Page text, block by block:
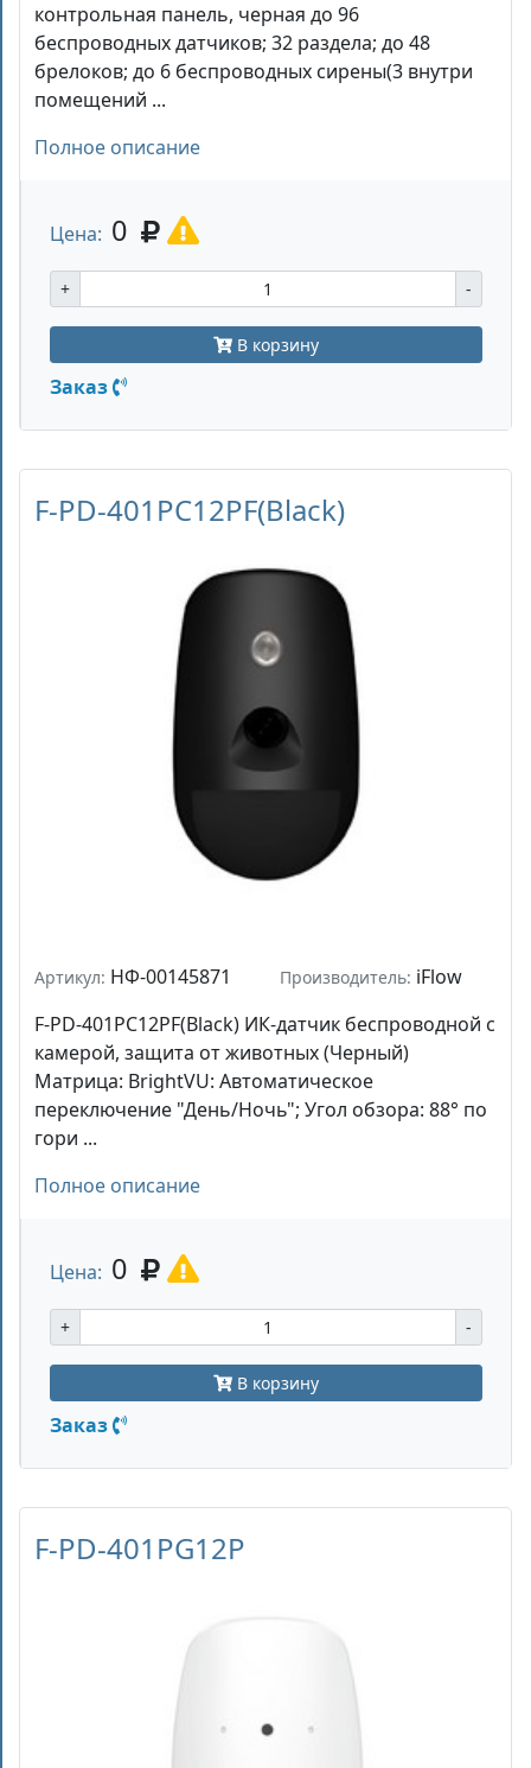
контрольная панель, черная до 96
беспроводных датчиков; 32 раздела; до 48
брелоков; до 6 беспроводных сирены(3 внутри
помещений ...
Полное описание
Цена: 0
+ -
В корзину
Заказ
F-PD-401PC12PF(Black)
Артикул: НФ-00145871 Производитель: iFlow
F-PD-401PC12PF(Black) ИК-датчик беспроводной с
камерой, защита от животных (Черный)
Матрица: BrightVU: Автоматическое
переключение "День/Ночь"; Угол обзора: 88° по
гори ...
Полное описание
Цена: 0
+ -
В корзину
Заказ
F-PD-401PG12P